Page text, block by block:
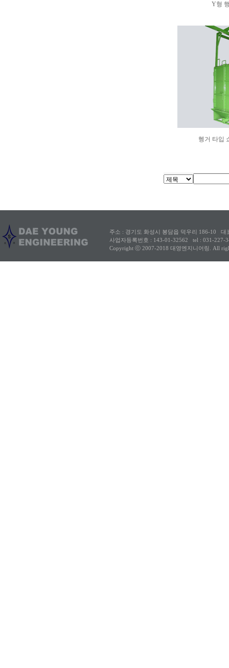
Y형
헹거 타입
주소 : 경기도 화성시 봉담읍 덕우리 186-10
대
사업자등록번호 : 143-01-32562
tel : 031-227-
Copyright ⓒ 2007-2018 대영엔지니어링. All